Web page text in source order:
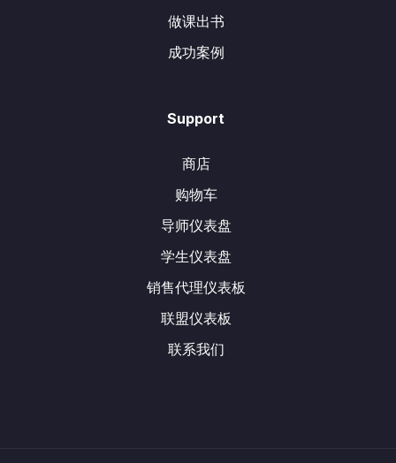
做课出书
成功案例
Support
商店
购物车
导师仪表盘
学生仪表盘
销售代理仪表板
联盟仪表板
联系我们